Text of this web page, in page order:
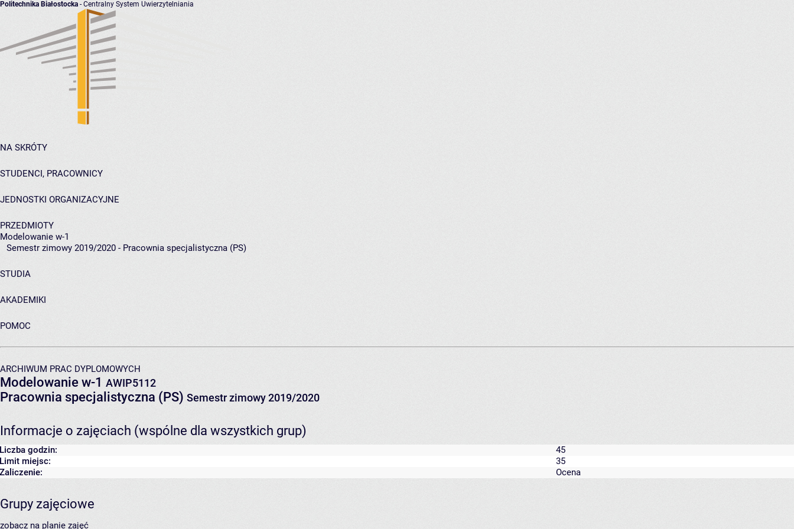
Politechnika Białostocka - Centralny System Uwierzytelniania
NA SKRÓTY
STUDENCI, PRACOWNICY
JEDNOSTKI ORGANIZACYJNE
PRZEDMIOTY
Modelowanie w-1
Semestr zimowy 2019/2020 - Pracownia specjalistyczna (PS)
STUDIA
AKADEMIKI
POMOC
ARCHIWUM PRAC DYPLOMOWYCH
Modelowanie w-1 AWIP5112
Pracownia specjalistyczna (PS) Semestr zimowy 2019/2020
Informacje o zajęciach (wspólne dla wszystkich grup)
Liczba godzin:
45
Limit miejsc:
35
Zaliczenie:
Ocena
Grupy zajęciowe
zobacz na planie zajęć